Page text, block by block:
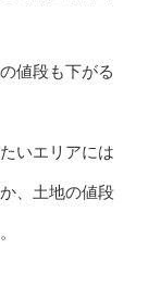
値段も下がる
いエリアには
、土地の値段